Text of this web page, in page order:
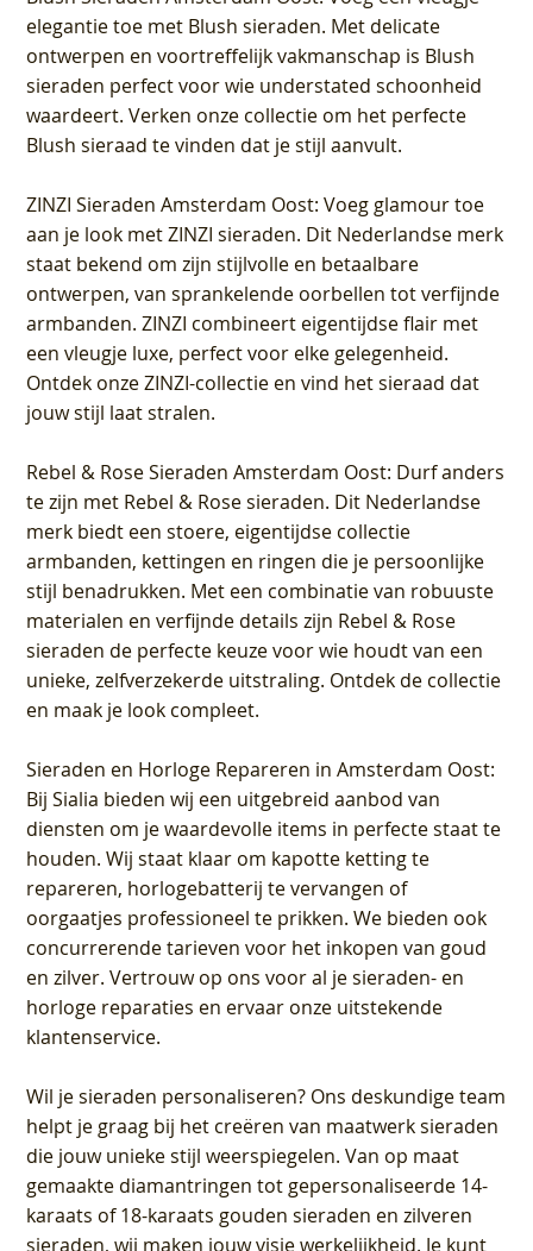
elegantie toe met Blush sieraden. Met delicate
ontwerpen en voortreffelijk vakmanschap is Blush
sieraden perfect voor wie understated schoonheid
waardeert. Verken onze collectie om het perfecte
Blush sieraad te vinden dat je stijl aanvult.
ZINZI Sieraden Amsterdam Oost: Voeg glamour toe
aan je look met ZINZI sieraden. Dit Nederlandse merk
staat bekend om zijn stijlvolle en betaalbare
ontwerpen, van sprankelende oorbellen tot verfijnde
armbanden. ZINZI combineert eigentijdse flair met
een vleugje luxe, perfect voor elke gelegenheid.
Ontdek onze ZINZI-collectie en vind het sieraad dat
jouw stijl laat stralen.
Rebel & Rose Sieraden Amsterdam Oost: Durf anders
te zijn met Rebel & Rose sieraden. Dit Nederlandse
merk biedt een stoere, eigentijdse collectie
armbanden, kettingen en ringen die je persoonlijke
stijl benadrukken. Met een combinatie van robuuste
materialen en verfijnde details zijn Rebel & Rose
sieraden de perfecte keuze voor wie houdt van een
unieke, zelfverzekerde uitstraling. Ontdek de collectie
en maak je look compleet.
Sieraden en Horloge Repareren in Amsterdam Oost:
Bij Sialia bieden wij een uitgebreid aanbod van
diensten om je waardevolle items in perfecte staat te
houden. Wij staat klaar om kapotte ketting te
repareren, horlogebatterij te vervangen of
oorgaatjes professioneel te prikken. We bieden ook
concurrerende tarieven voor het inkopen van goud
en zilver. Vertrouw op ons voor al je sieraden- en
horloge reparaties en ervaar onze uitstekende
klantenservice.
Wil je sieraden personaliseren? Ons deskundige team
helpt je graag bij het creëren van maatwerk sieraden
die jouw unieke stijl weerspiegelen. Van op maat
gemaakte diamantringen tot gepersonaliseerde 14-
karaats of 18-karaats gouden sieraden en zilveren
sieraden, wij maken jouw visie werkelijkheid. Je kunt